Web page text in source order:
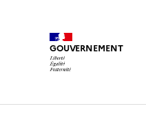
GOUVERNEMENT